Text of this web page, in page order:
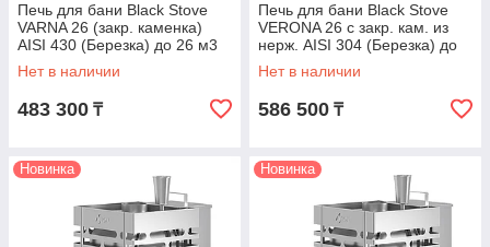
Печь для бани Black Stove
VARNA 26 (закр. каменка)
AISI 430 (Березка) до 26 м3
Нет в наличии
483 300 ₸
Печь для бани Black Stove
VERONA 26 с закр. кам. из
нерж. AISI 304 (Березка) до
26 м3
Нет в наличии
586 500 ₸
Новинка Новинка